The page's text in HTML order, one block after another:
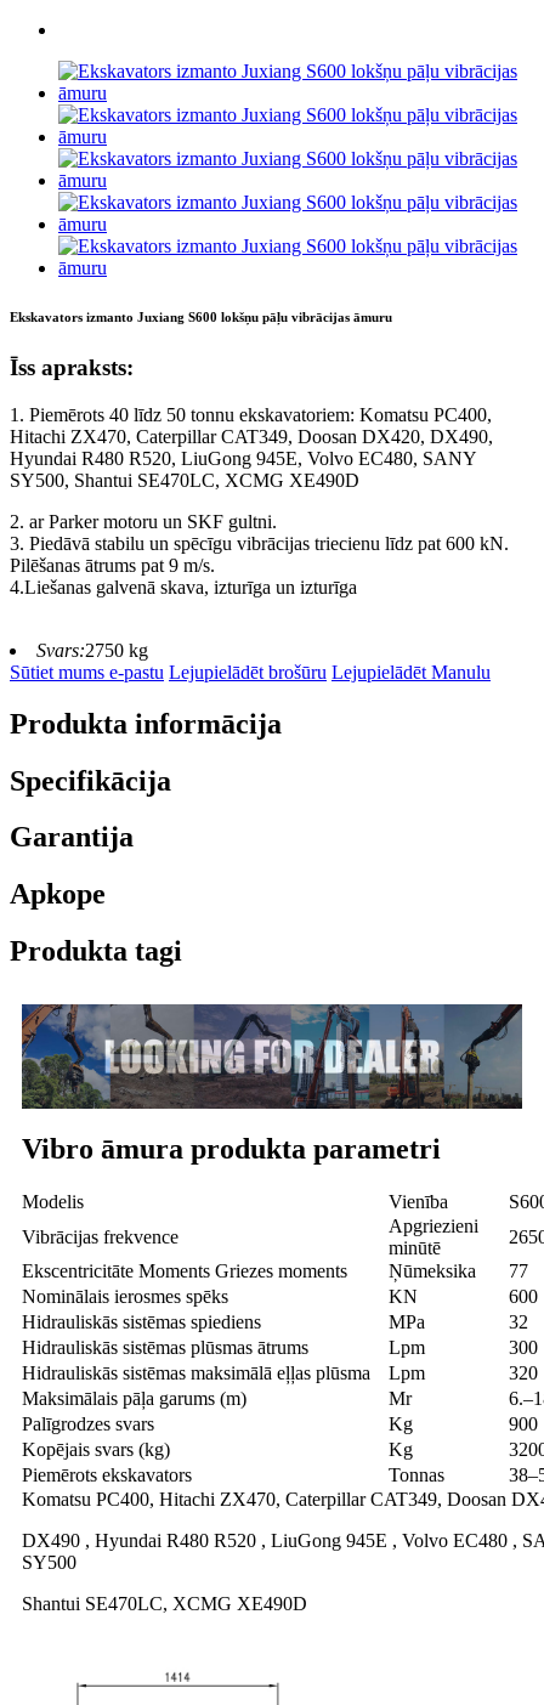
Ekskavators izmanto Juxiang S600 lokšņu pāļu vibrācijas āmuru
Īss apraksts:
1. Piemērots 40 līdz 50 tonnu ekskavatoriem: Komatsu PC400,
Hitachi ZX470, Caterpillar CAT349, Doosan DX420, DX490,
Hyundai R480 R520, LiuGong 945E, Volvo EC480, SANY
SY500, Shantui SE470LC, XCMG XE490D
2. ar Parker motoru un SKF gultni.
3. Piedāvā stabilu un spēcīgu vibrācijas triecienu līdz pat 600 kN.
Pilēšanas ātrums pat 9 m/s.
4.Liešanas galvenā skava, izturīga un izturīga
Svars:2750 kg
Sūtiet mums e-pastu Lejupielādēt brošūru Lejupielādēt Manulu
Produkta informācija
Specifikācija
Garantija
Apkope
Produkta tagi
Vibro āmura produkta parametri
Modelis Vienība
Vibrācijas frekvence
Apgriezieni
minūtē
Ekscentricitāte Moments Griezes moments
Ņūmeksika
77
Nominālais ierosmes spēks
KN
600
Hidrauliskās sistēmas spiediens
MPa
32
Hidrauliskās sistēmas plūsmas ātrums
Lpm
300
Hidrauliskās sistēmas maksimālā eļļas plūsma
Lpm
320
Maksimālais pāļa garums (m)
Mr
Palīgrodzes svars
Kg
900
Kopējais svars (kg)
Kg
Piemērots ekskavators
Tonnas
Komatsu PC400, Hitachi ZX470, Caterpillar CAT349, Doosan
DX490 , Hyundai R480 R520 , LiuGong 945E , Volvo EC480 ,
SY500
Shantui SE470LC, XCMG XE490D